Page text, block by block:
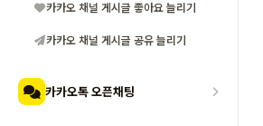
카카오 채널 게시글 좋아요 늘리기
카카오 채널 게시글 공유 늘리기
카카오톡 오픈채팅